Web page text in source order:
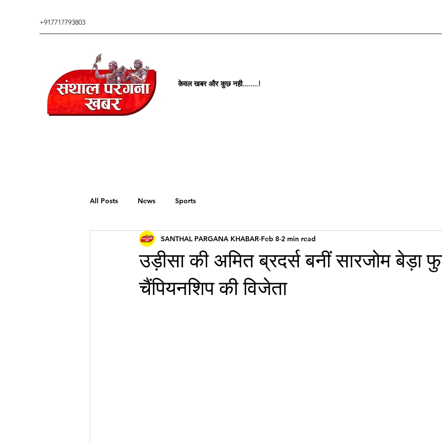
+917717793803
केवल खबर और कुछ नही........!
All Posts News Sports
उड़ीसा की अमित ब्रदर्स बनीं सारजोम बेड़ा
चैंपियनशिप की विजेता
SANTHAL PARGANA KHABAR Feb 8 2 min read